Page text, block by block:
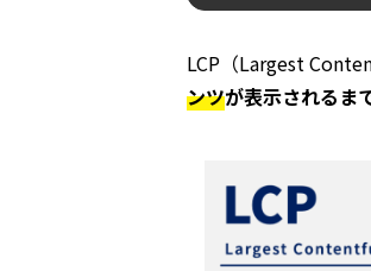
LCP（Largest
ンツが表示されるま